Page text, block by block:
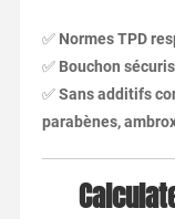
✅ Normes TPD
✅ Bouchon
✅Sans additifs
parabènes,